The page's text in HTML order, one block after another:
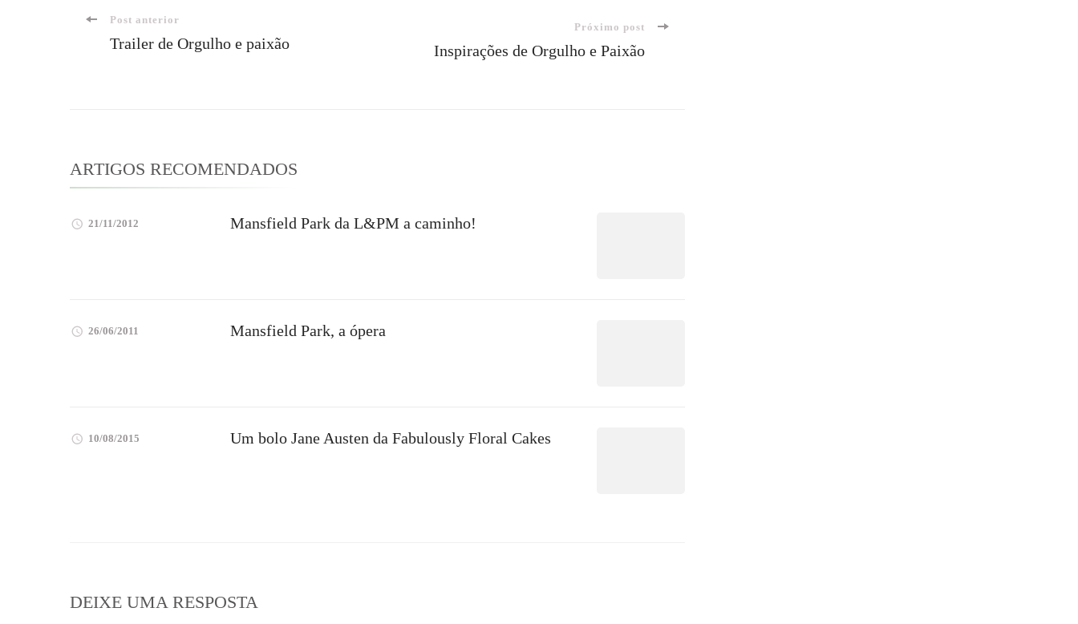
Navegação
Post anterior
Trailer de Orgulho e paixão
Próximo post
Inspirações de Orgulho e Paixão
ARTIGOS RECOMENDADOS
21/11/2012 Mansfield Park da L&PM a caminho!
26/06/2011 Mansfield Park, a ópera
10/08/2015 Um bolo Jane Austen da Fabulously Floral Cakes
DEIXE UMA RESPOSTA